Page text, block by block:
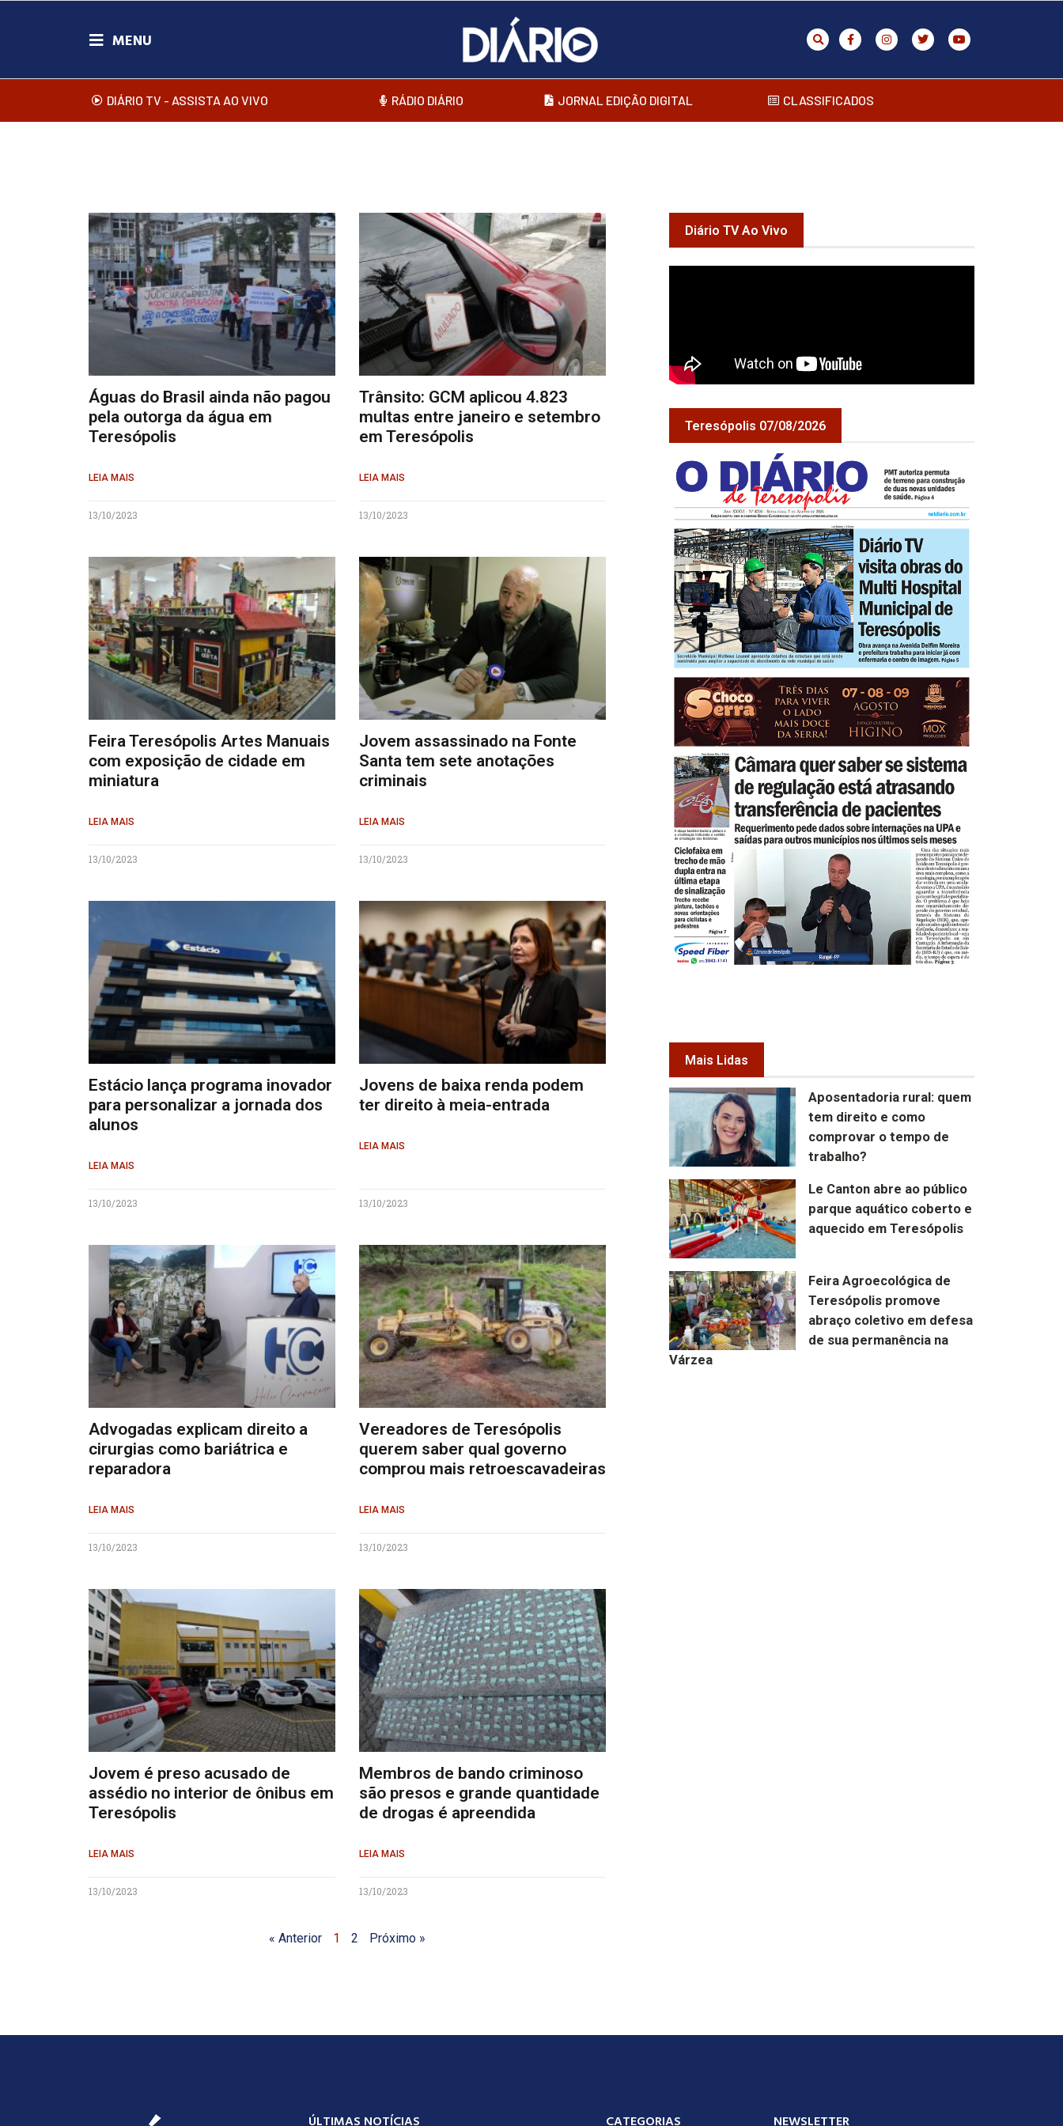
DIÁRIO TV - ASSISTA AO VIVO RÁDIO DIÁRIO JORNAL EDIÇÃO DIGITAL CLASSIFICADOS
Águas do Brasil ainda não pagou
pela outorga da água em
Teresópolis
LEIA MAIS
13/10/2023
Trânsito: GCM aplicou 4.823
multas entre janeiro e setembro
em Teresópolis
LEIA MAIS
13/10/2023
Feira Teresópolis Artes Manuais
com exposição de cidade em
miniatura
LEIA MAIS
13/10/2023
Jovem assassinado na Fonte
Santa tem sete anotações
criminais
LEIA MAIS
13/10/2023
Estácio lança programa inovador
para personalizar a jornada dos
alunos
LEIA MAIS
13/10/2023
Jovens de baixa renda podem
ter direito à meia-entrada
LEIA MAIS
13/10/2023
Advogadas explicam direito a
cirurgias como bariátrica e
reparadora
LEIA MAIS
13/10/2023
Vereadores de Teresópolis
querem saber qual governo
comprou mais retroescavadeiras
LEIA MAIS
13/10/2023
Jovem é preso acusado de
assédio no interior de ônibus em
Teresópolis
LEIA MAIS
13/10/2023
Membros de bando criminoso
são presos e grande quantidade
de drogas é apreendida
LEIA MAIS
13/10/2023
« Anterior 1 2 Próximo »
Diário TV Ao Vivo
Teresópolis 07/08/2026
Mais Lidas
Aposentadoria rural: quem
tem direito e como
comprovar o tempo de
trabalho?
Le Canton abre ao público
parque aquático coberto e
aquecido em Teresópolis
Feira Agroecológica de
Teresópolis promove
abraço coletivo em defesa
de sua permanência na
Várzea
ÚLTIMAS NOTÍCIAS CATEGORIAS NEWSLETTER